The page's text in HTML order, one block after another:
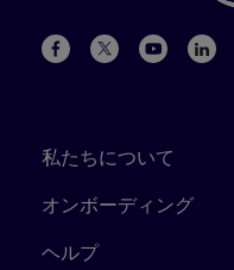
私たちについて
オンボーディング
ヘルプ